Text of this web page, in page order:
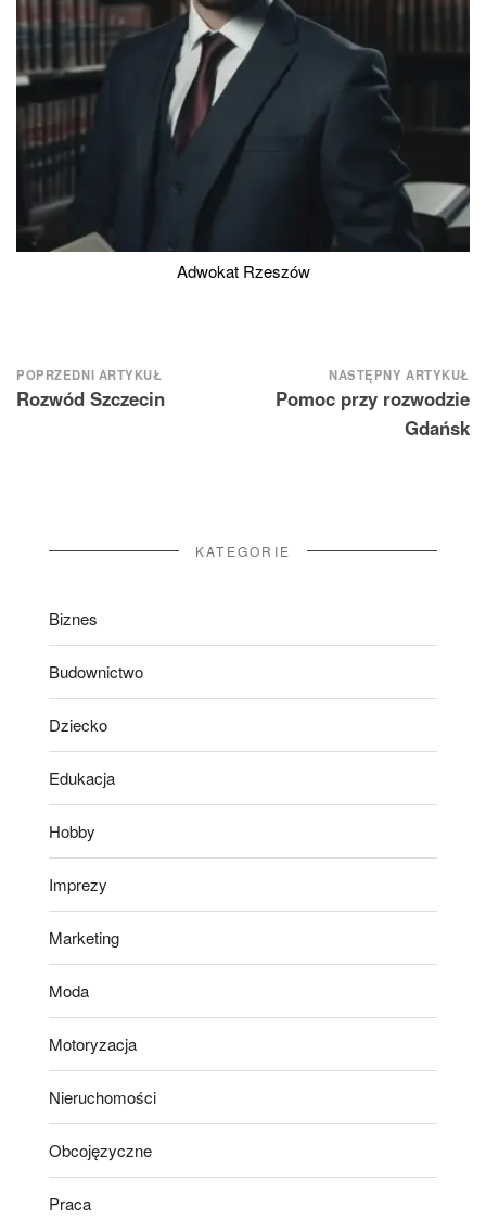
Adwokat Rzeszów
Nawigacja
wpisu
POPRZEDNI ARTYKUŁ
Rozwód Szczecin
NASTĘPNY ARTYKUŁ
Pomoc przy rozwodzie
Gdańsk
KATEGORIE
Biznes
Budownictwo
Dziecko
Edukacja
Hobby
Imprezy
Marketing
Moda
Motoryzacja
Nieruchomości
Obcojęzyczne
Praca